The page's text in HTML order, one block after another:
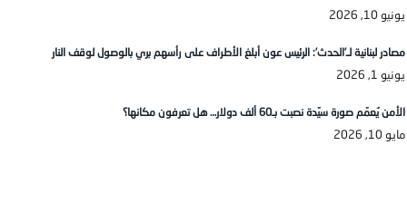
يونيو 10, 2026
مصادر لبنانية لـ’الحدث’: الرئيس عون أبلغ الأطراف على رأسهم بري بالوصول لوقف النار
يونيو 1, 2026
الأمن يُعمّم صورة سيّدة نصبت بـ60 ألف دولار… هل تعرفون مكانها؟
مايو 10, 2026